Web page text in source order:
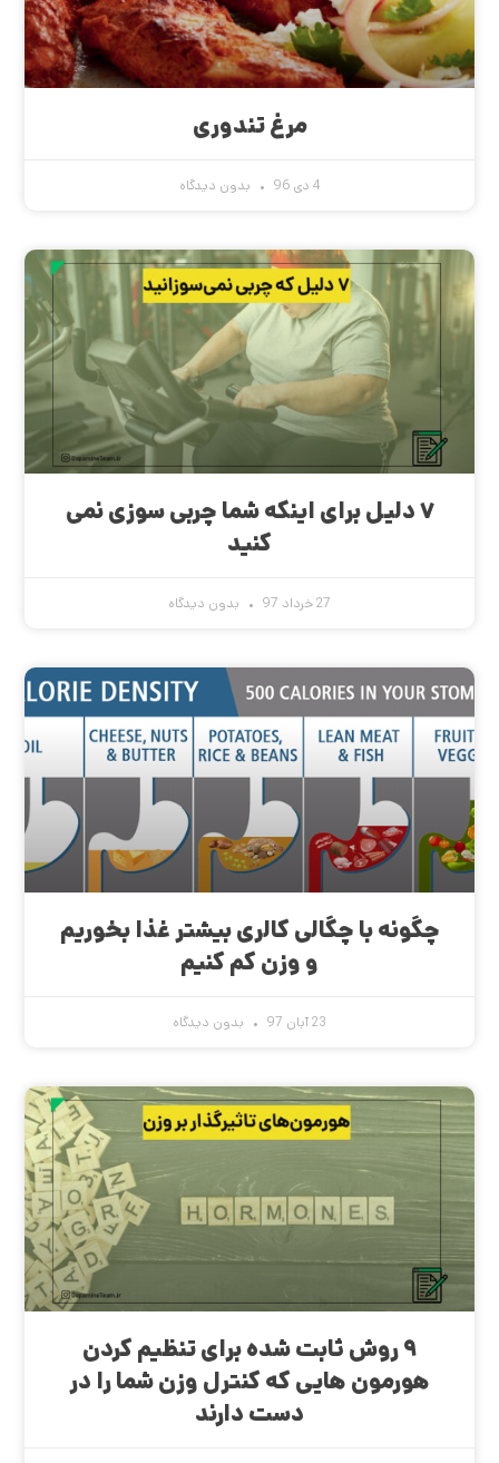
مرغ تندوری
4 دی 96 بدون دیدگاه
۷ دلیل برای اینکه شما چربی سوزی نمی
کنید
27 خرداد 97 بدون دیدگاه
چگونه با چگالی کالری بیشتر غذا بخوریم
و وزن کم کنیم
23 آبان 97 بدون دیدگاه
۹ روش ثابت شده برای تنظیم کردن
هورمون هایی که کنترل وزن شما را در
دست دارند